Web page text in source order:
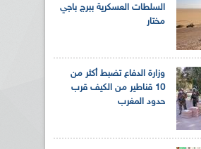
السلطات العسكرية ببرج باجي
مختار
وزارة الدفاع تضبط أكثر من
10 قناطير من الكيف قرب
حدود المغرب